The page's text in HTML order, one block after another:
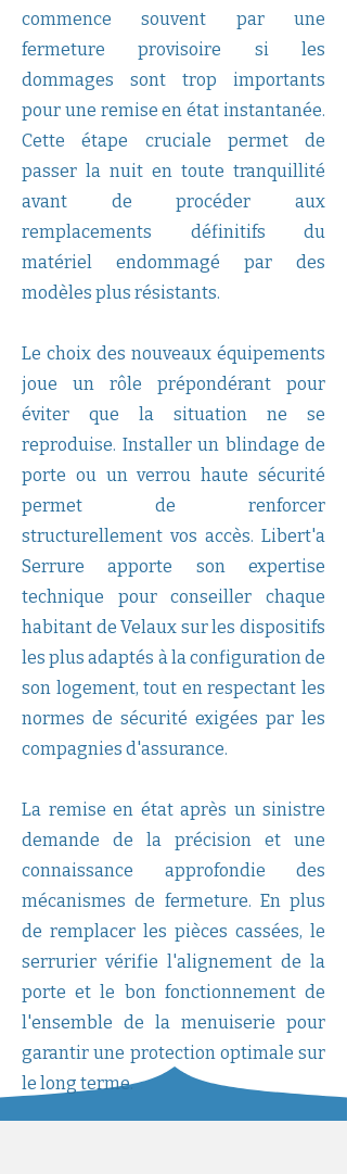
commence souvent par une
fermeture provisoire si les
dommages sont trop importants
pour une remise en état instantanée.
Cette étape cruciale permet de
passer la nuit en toute tranquillité
avant de procéder aux
remplacements définitifs du
matériel endommagé par des
modèles plus résistants.
Le choix des nouveaux équipements
joue un rôle prépondérant pour
éviter que la situation ne se
reproduise. Installer un blindage de
porte ou un verrou haute sécurité
permet de renforcer
structurellement vos accès. Libert'a
Serrure apporte son expertise
technique pour conseiller chaque
habitant de Velaux sur les dispositifs
les plus adaptés à la configuration de
son logement, tout en respectant les
normes de sécurité exigées par les
compagnies d'assurance.
La remise en état après un sinistre
demande de la précision et une
connaissance approfondie des
mécanismes de fermeture. En plus
de remplacer les pièces cassées, le
serrurier vérifie l'alignement de la
porte et le bon fonctionnement de
l'ensemble de la menuiserie pour
garantir une protection optimale sur
le long terme.